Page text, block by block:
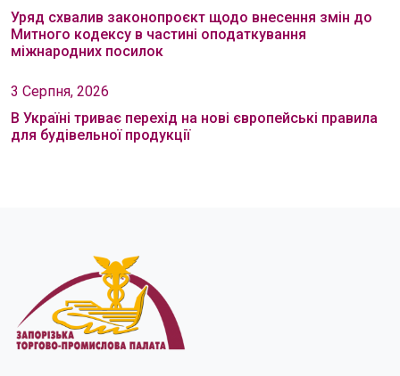
Уряд схвалив законопроєкт щодо внесення змін до
Митного кодексу в частині оподаткування
міжнародних посилок
3 Серпня, 2026
В Україні триває перехід на нові європейські правила
для будівельної продукції